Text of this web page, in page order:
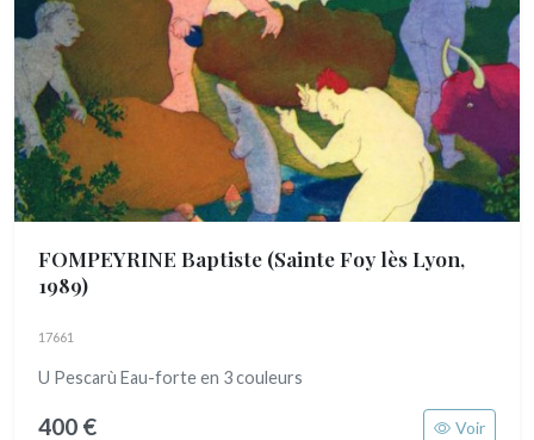
FOMPEYRINE Baptiste (Sainte Foy lès Lyon,
1989)
17661
U Pescarù Eau-forte en 3 couleurs
400 € Voir